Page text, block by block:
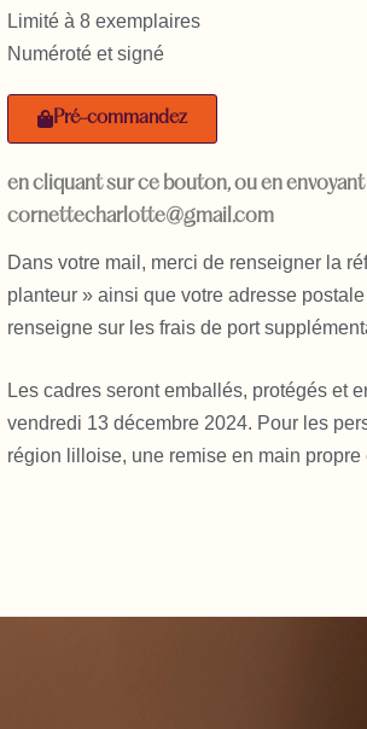
Limité à 8 exemplaires
Numéroté et signé
Pré-commandez
en cliquant sur ce bouton, ou en
cornettecharlotte@gmail.com
Dans votre mail, merci de renseigner la
planteur » ainsi que votre adresse
renseigne sur les frais de port
Les cadres seront emballés, protégés et
vendredi 13 décembre 2024. Pour les
région lilloise, une remise en main propre